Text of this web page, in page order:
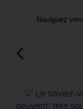
Naviguez
💡 Le saviez-
peuvent, très